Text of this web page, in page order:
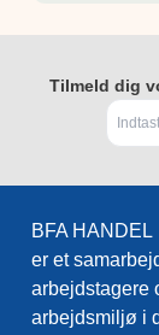
Tilmeld dig
BFA HANDEL
er et
arbejdstagere
arbejdsmiljø i